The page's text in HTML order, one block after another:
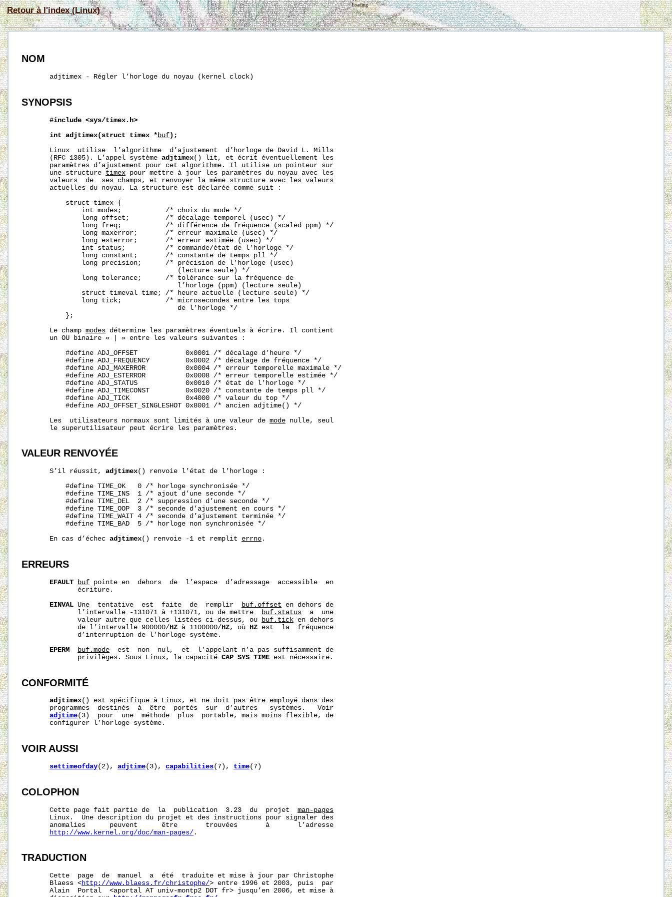
Retour à l'index (Linux)
Loading
NOM
       adjtimex - Régler l’horloge du noyau (kernel clock)
SYNOPSIS
#include <sys/timex.h>
int
adjtimex(struct timex * buf);
       Linux  utilise  l’algorithme  d’ajustement  d’horloge de David L. Mills
       (RFC 1305). L’appel système
adjtimex() lit, et écrit éventuellement les
       paramètres d’ajustement pour cet algorithme. Il utilise un pointeur sur
       une structure
timex pour mettre à jour les paramètres du noyau avec les
       valeurs  de  ses champs, et renvoyer la même structure avec les valeurs
       actuelles du noyau. La structure est déclarée comme suit :
           struct timex {
               int modes;           /* choix du mode */
               long offset;         /* décalage temporel (usec) */
               long freq;           /* différence de fréquence (scaled ppm) */
               long maxerror;       /* erreur maximale (usec) */
               long esterror;       /* erreur estimée (usec) */
               int status;          /* commande/état de l’horloge */
               long constant;       /* constante de temps pll */
               long precision;      /* précision de l’horloge (usec)
                                       (lecture seule) */
               long tolerance;      /* tolérance sur la fréquence de
                                       l’horloge (ppm) (lecture seule)
               struct timeval time; /* heure actuelle (lecture seule) */
               long tick;           /* microsecondes entre les tops
                                       de l’horloge */
           };
       Le champ
modes détermine les paramètres éventuels à écrire. Il contient
       un OU binaire « | » entre les valeurs suivantes :
           #define ADJ_OFFSET            0x0001 /* décalage d’heure */
           #define ADJ_FREQUENCY         0x0002 /* décalage de fréquence */
           #define ADJ_MAXERROR          0x0004 /* erreur temporelle maximale */
           #define ADJ_ESTERROR          0x0008 /* erreur temporelle estimée */
           #define ADJ_STATUS            0x0010 /* état de l’horloge */
           #define ADJ_TIMECONST         0x0020 /* constante de temps pll */
           #define ADJ_TICK              0x4000 /* valeur du top */
           #define ADJ_OFFSET_SINGLESHOT 0x8001 /* ancien adjtime() */
       Les  utilisateurs normaux sont limités à une valeur de
mode nulle, seul
       le superutilisateur peut écrire les paramètres.
VALEUR RENVOYÉE
       S’il réussit,
adjtimex() renvoie l’état de l’horloge :
           #define TIME_OK   0 /* horloge synchronisée */
           #define TIME_INS  1 /* ajout d’une seconde */
           #define TIME_DEL  2 /* suppression d’une seconde */
           #define TIME_OOP  3 /* seconde d’ajustement en cours */
           #define TIME_WAIT 4 /* seconde d’ajustement terminée */
           #define TIME_BAD  5 /* horloge non synchronisée */
       En cas d’échec
adjtimex() renvoie -1 et remplit errno .
ERREURS
EFAULT buf pointe en  dehors  de  l’espace  d’adressage  accessible  en
              écriture.
EINVAL Une  tentative  est  faite  de  remplir buf.offset en dehors de
              l’intervalle -131071 à +131071, ou de mettre
buf.status
  a  une
              valeur autre que celles listées ci‐dessus, ou
buf.tick en dehors
              de l’intervalle 900000/
HZ à 1100000/ HZ, où HZ est  la  fréquence
              d’interruption de l’horloge système.
EPERM
buf.mode
  est  non  nul,  et  l’appelant n’a pas suffisamment de
              privilèges. Sous Linux, la capacité
CAP_SYS_TIME est nécessaire.
CONFORMITÉ
adjtimex() est spécifique à Linux, et ne doit pas être employé dans des
       programmes  destinés  à  être  portés  sur  d’autres   systèmes.   Voir
adjtime(3)  pour  une  méthode  plus  portable, mais moins flexible, de
       configurer l’horloge système.
VOIR AUSSI
settimeofday(2), adjtime(3), capabilities(7), time(7)
COLOPHON
       Cette page fait partie de  la  publication  3.23  du  projet
man-pages
       Linux.  Une description du projet et des instructions pour signaler des
       anomalies      peuvent      être       trouvées       à       l’adresse
http://www.kernel.org/doc/man-pages/ .
TRADUCTION
       Cette  page  de  manuel  a  été  traduite et mise à jour par Christophe
       Blaess <
http://www.blaess.fr/christophe/> entre 1996 et 2003, puis  par
       Alain  Portal  <aportal AT univ-montp2 DOT fr> jusqu’en 2006, et mise à